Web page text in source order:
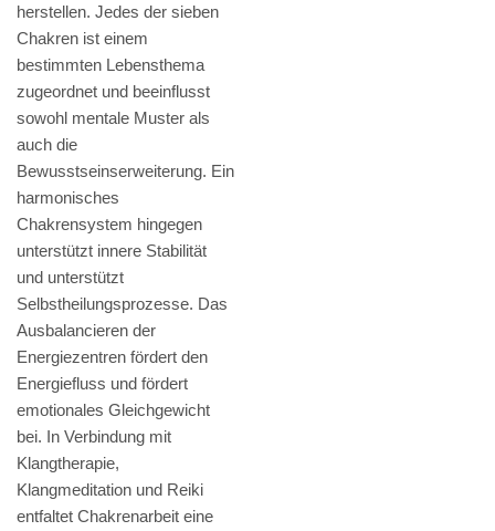
herstellen. Jedes der sieben
Chakren ist einem
bestimmten Lebensthema
zugeordnet und beeinflusst
sowohl mentale Muster als
auch die
Bewusstseinserweiterung. Ein
harmonisches
Chakrensystem hingegen
unterstützt innere Stabilität
und unterstützt
Selbstheilungsprozesse. Das
Ausbalancieren der
Energiezentren fördert den
Energiefluss und fördert
emotionales Gleichgewicht
bei. In Verbindung mit
Klangtherapie,
Klangmeditation und Reiki
entfaltet Chakrenarbeit eine